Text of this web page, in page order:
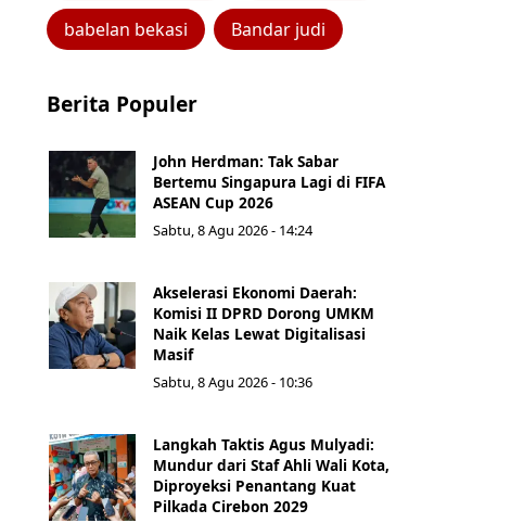
babelan bekasi Bandar judi
Berita Populer
John Herdman: Tak Sabar
Bertemu Singapura Lagi di FIFA
ASEAN Cup 2026
Sabtu, 8 Agu 2026 - 14:24
Akselerasi Ekonomi Daerah:
Komisi II DPRD Dorong UMKM
Naik Kelas Lewat Digitalisasi
Masif
Sabtu, 8 Agu 2026 - 10:36
Langkah Taktis Agus Mulyadi:
Mundur dari Staf Ahli Wali Kota,
Diproyeksi Penantang Kuat
Pilkada Cirebon 2029